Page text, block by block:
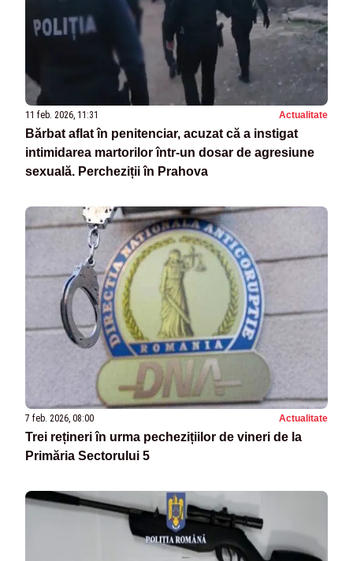
11 feb. 2026, 11:31 Actualitate
Bărbat aflat în penitenciar, acuzat că a instigat
intimidarea martorilor într-un dosar de agresiune
sexuală. Percheziții în Prahova
7 feb. 2026, 08:00 Actualitate
Trei rețineri în urma pechezițiilor de vineri de la
Primăria Sectorului 5